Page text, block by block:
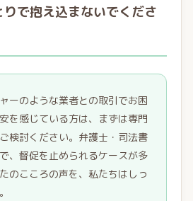
で抱え込まないでくださ
ーのような業者との取引でお困
を感じている方は、まずは専門
検討ください。弁護士・司法書
、督促を止められるケースが多
のこころの声を、私たちはしっ